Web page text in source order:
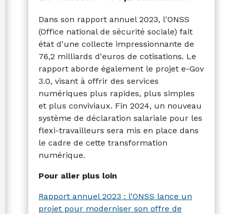
Dans son rapport annuel 2023, l'ONSS
(Office national de sécurité sociale) fait
état d'une collecte impressionnante de
76,2 milliards d'euros de cotisations. Le
rapport aborde également le projet e-Gov
3.0, visant à offrir des services
numériques plus rapides, plus simples
et plus conviviaux. Fin 2024, un nouveau
système de déclaration salariale pour les
flexi-travailleurs sera mis en place dans
le cadre de cette transformation
numérique.
Pour aller plus loin
Rapport annuel 2023 : l’ONSS lance un
projet pour moderniser son offre de